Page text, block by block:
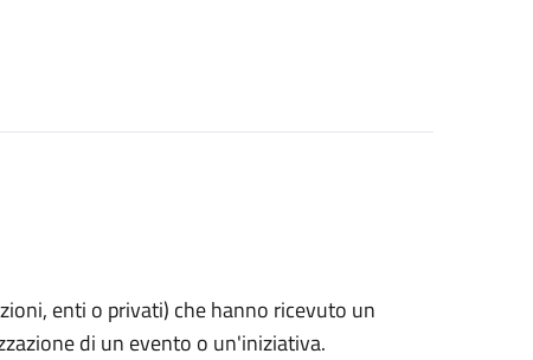
enti o privati) che hanno ricevuto un
di un evento o un'iniziativa.